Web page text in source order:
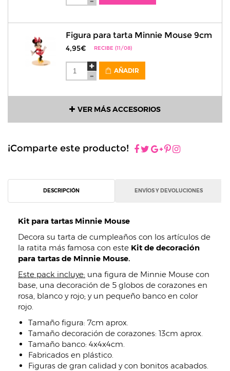
Figura para tarta Minnie Mouse 9cm
4,95€ RECIBE (11/08)
AÑADIR
VER MÁS ACCESORIOS
¡Comparte este producto!
DESCRIPCIÓN ENVÍOS Y DEVOLUCIONES
Kit para tartas Minnie Mouse
Decora su tarta de cumpleaños con los artículos de
la ratita más famosa con este Kit de decoración
para tartas de Minnie Mouse.
Este pack incluye: una figura de Minnie Mouse con
base, una decoración de 5 globos de corazones en
rosa, blanco y rojo; y un pequeño banco en color
rojo.
Tamaño figura: 7cm aprox.
Tamaño decoración de corazones: 13cm aprox.
Tamaño banco: 4x4x4cm.
Fabricados en plástico.
Figuras de gran calidad y con bonitos acabados.